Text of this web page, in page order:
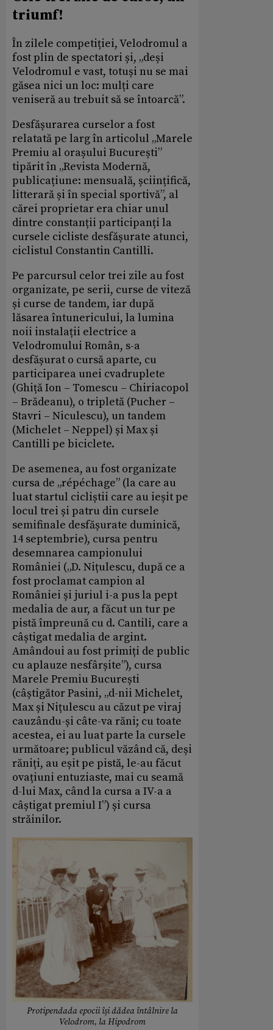
triumf!
În zilele competiției, Velodromul a
fost plin de spectatori și, „deși
Velodromul e vast, totuși nu se mai
găsea nici un loc: mulți care
veniseră au trebuit să se întoarcă”.
Desfășurarea curselor a fost
relatată pe larg în articolul „Marele
Premiu al orașului București”
tipărit în „Revista Modernă,
publicațiune: mensuală, șciințifică,
litterară și în special sportivă”, al
cărei proprietar era chiar unul
dintre constanții participanți la
cursele cicliste desfășurate atunci,
ciclistul Constantin Cantilli.
Pe parcursul celor trei zile au fost
organizate, pe serii, curse de viteză
și curse de tandem, iar după
lăsarea întunericului, la lumina
noii instalații electrice a
Velodromului Român, s-a
desfășurat o cursă aparte, cu
participarea unei cvadruplete
(Ghiță Ion – Tomescu – Chiriacopol
– Brădeanu), o tripletă (Pucher –
Stavri – Niculescu), un tandem
(Michelet – Neppel) și Max și
Cantilli pe biciclete.
De asemenea, au fost organizate
cursa de „répéchage” (la care au
luat startul cicliștii care au ieșit pe
locul trei și patru din cursele
semifinale desfășurate duminică,
14 septembrie), cursa pentru
desemnarea campionului
României („D. Nițulescu, după ce a
fost proclamat campion al
României și juriul i-a pus la pept
medalia de aur, a făcut un tur pe
pistă împreună cu d. Cantili, care a
câștigat medalia de argint.
Amândoui au fost primiți de public
cu aplauze nesfârșite”), cursa
Marele Premiu București
(câștigător Pasini, „d-nii Michelet,
Max și Nițulescu au căzut pe viraj
cauzându-și câte-va răni; cu toate
acestea, ei au luat parte la cursele
următoare; publicul văzând că, deși
răniți, au eșit pe pistă, le-au făcut
ovațiuni entuziaste, mai cu seamă
d-lui Max, când la cursa a IV-a a
câștigat premiul I”) și cursa
străinilor.
Protipendada epocii îşi dădea întâlnire la
Velodrom, la Hipodrom